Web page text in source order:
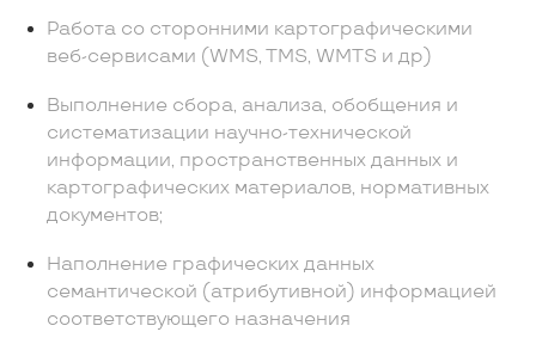
Работа со сторонними картографическими
веб-сервисами (WMS, TMS, WMTS и др)
Выполнение сбора, анализа, обобщения и
систематизации научно-технической
информации, пространственных данных и
картографических материалов, нормативных
документов;
Наполнение графических данных
семантической (атрибутивной) информацией
соответствующего назначения